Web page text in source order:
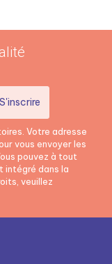
Votre adresse
vous envoyer les
pouvez à tout
intégré dans la
veuillez